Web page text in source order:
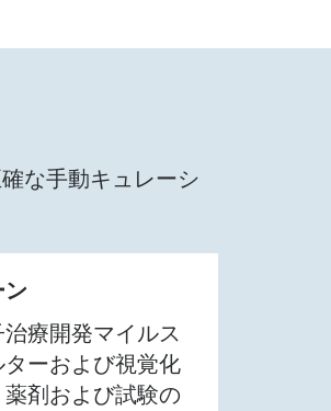
な手動キュレーシ
ン
療開発マイルス
ターおよび視覚化
剤および試験の